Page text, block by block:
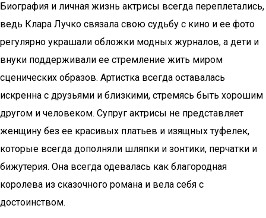
Биография и личная жизнь актрисы всегда переплетались,
ведь Клара Лучко связала свою судьбу с кино и ее фото
регулярно украшали обложки модных журналов, а дети и
внуки поддерживали ее стремление жить миром
сценических образов. Артистка всегда оставалась
искренна с друзьями и близкими, стремясь быть хорошим
другом и человеком. Супруг актрисы не представляет
женщину без ее красивых платьев и изящных туфелек,
которые всегда дополняли шляпки и зонтики, перчатки и
бижутерия. Она всегда одевалась как благородная
королева из сказочного романа и вела себя с
достоинством.